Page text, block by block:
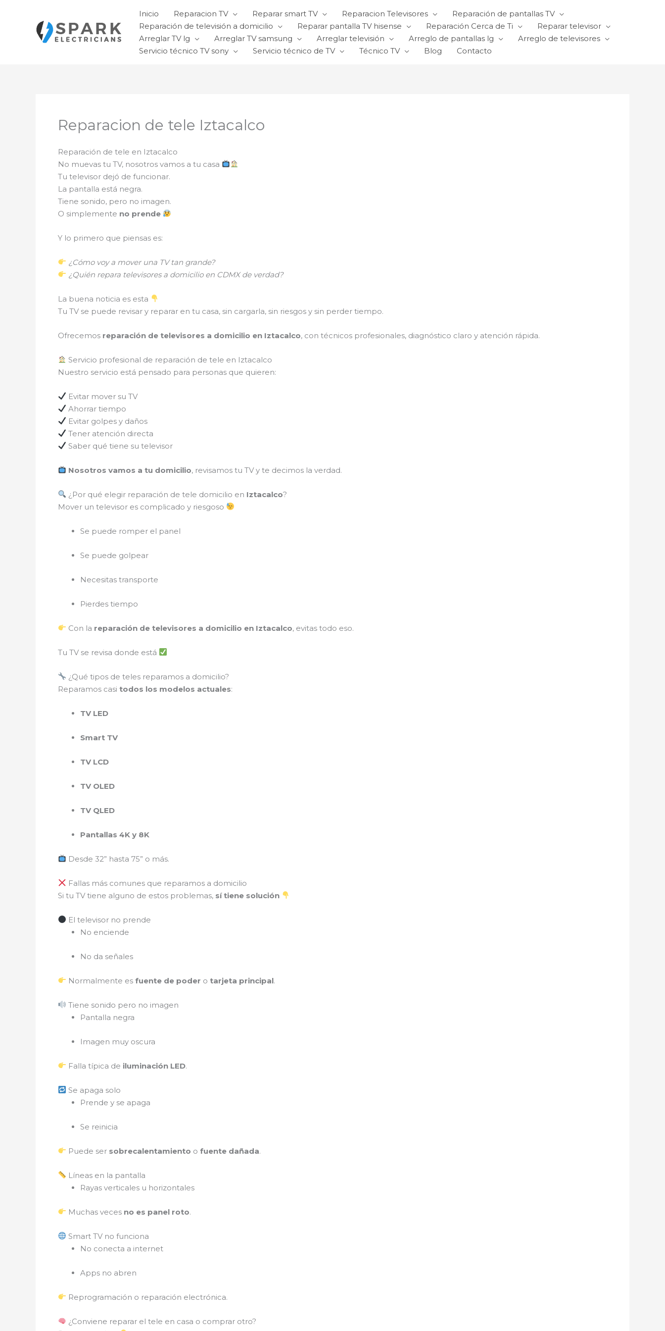
contenido
Inicio Reparacion TV Reparar smart TV Reparacion Televisores
Reparación de pantallas TV
Reparación de televisión a domicilio
Reparar pantalla TV hisense Reparación Cerca de Ti
Reparar televisor
Arreglar TV lg
Arreglar TV samsung Arreglar televisión Arreglo de pantallas lg
Arreglo de televisores
Servicio técnico TV sony
Servicio técnico de TV Técnico TV Blog Contacto
Reparacion de tele Iztacalco
Reparación de tele en Iztacalco
No muevas tu TV, nosotros vamos a tu casa
Tu televisor dejó de funcionar.
La pantalla está negra.
Tiene sonido, pero no imagen.
O simplemente no prende
Y lo primero que piensas es:
¿Cómo voy a mover una TV tan grande?
¿Quién repara televisores a domicilio en CDMX de verdad?
La buena noticia es esta
Tu TV se puede revisar y reparar en tu casa, sin cargarla, sin riesgos y sin perder tiempo.
Ofrecemos reparación de televisores a domicilio en Iztacalco, con técnicos profesionales, diagnóstico claro y atención rápida.
Servicio profesional de reparación de tele en Iztacalco
Nuestro servicio está pensado para personas que quieren:
Evitar mover su TV
Ahorrar tiempo
Evitar golpes y daños
Tener atención directa
Saber qué tiene su televisor
Nosotros vamos a tu domicilio, revisamos tu TV y te decimos la verdad.
¿Por qué elegir reparación de tele domicilio en Iztacalco?
Mover un televisor es complicado y riesgoso
Se puede romper el panel
Se puede golpear
Necesitas transporte
Pierdes tiempo
Con la reparación de televisores a domicilio en Iztacalco, evitas todo eso.
Tu TV se revisa donde está
¿Qué tipos de teles reparamos a domicilio?
Reparamos casi todos los modelos actuales:
TV LED
Smart TV
TV LCD
TV OLED
TV QLED
Pantallas 4K y 8K
Desde 32” hasta 75” o más.
Fallas más comunes que reparamos a domicilio
Si tu TV tiene alguno de estos problemas, sí tiene solución
El televisor no prende
No enciende
No da señales
Normalmente esfuente de poder otarjeta principal.
Tiene sonido pero no imagen
Pantalla negra
Imagen muy oscura
Falla típica de iluminación LED.
Se apaga solo
Prende y se apaga
Se reinicia
Puede ser sobrecalentamiento ofuente dañada.
Líneas en la pantalla
Rayas verticales u horizontales
Muchas veces no es panel roto.
Smart TV no funciona
No conecta a internet
Apps no abren
Reprogramación o reparación electrónica.
¿Conviene reparar el tele en casa o comprar otro?